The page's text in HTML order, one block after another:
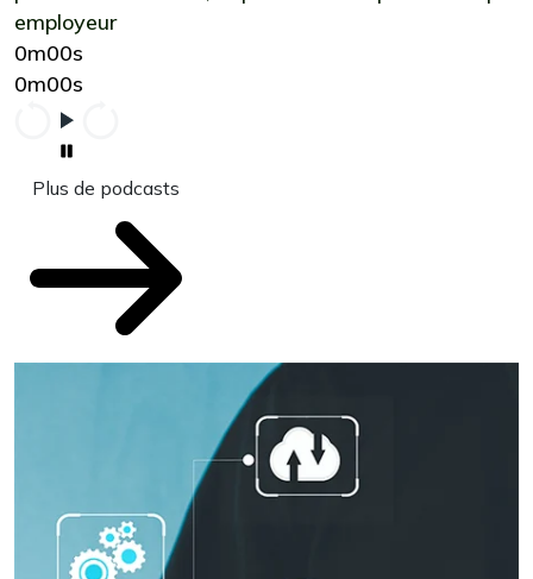
employeur
0m00s
0m00s
Plus de podcasts